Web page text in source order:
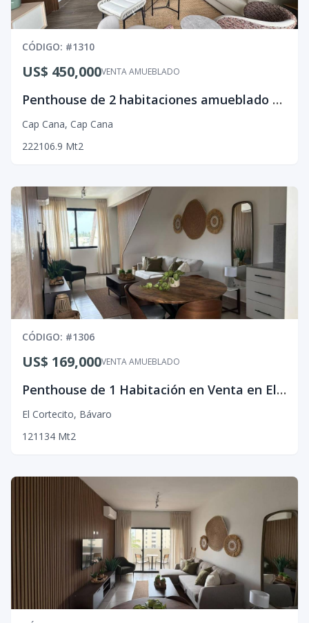
CÓDIGO: #1310
VENTA AMUEBLADO
US$ 450,000
Penthouse de 2 habitaciones amueblado en Cap Cana
Cap Cana, Cap Cana
222106.9 Mt2
CÓDIGO: #1306
VENTA AMUEBLADO
US$ 169,000
Penthouse de 1 Habitación en Venta en El Cortecito, Bávaro.
El Cortecito, Bávaro
1 21 134 Mt2